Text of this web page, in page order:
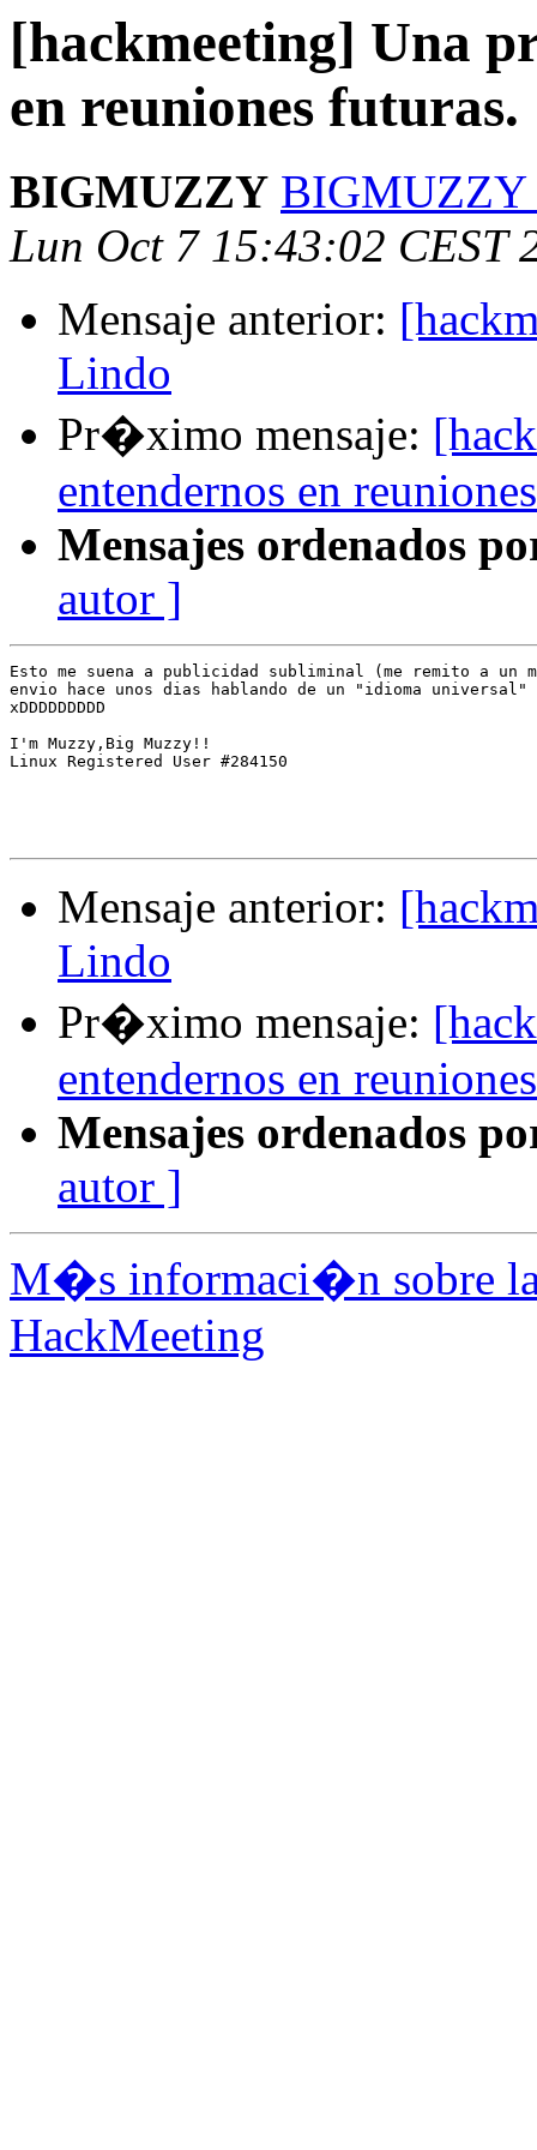
[hackmeeting] Una
en reuniones futuras.
BIGMUZZY BIGMUZZY
Lun Oct 7 15:43:02 CEST
Mensaje anterior:
Lindo
Pr�ximo mensaje:
entendernos en
Mensajes ordenados
autor ]
Esto me suena a publicidad subliminal (me remito a un
envio hace unos dias hablando de un "idioma
xDDDDDDDDD
I'm Muzzy,Big Muzzy!!
Linux Registered User #284150
Mensaje anterior:
Lindo
Pr�ximo mensaje:
entendernos en
Mensajes ordenados
autor ]
M�s informaci�n sobre
HackMeeting